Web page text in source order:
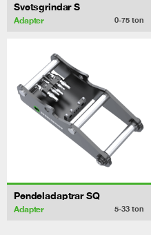
Svetsgrindar S
Adapter 0-75 ton
Pendeladaptrar SQ
Adapter 5-33 ton